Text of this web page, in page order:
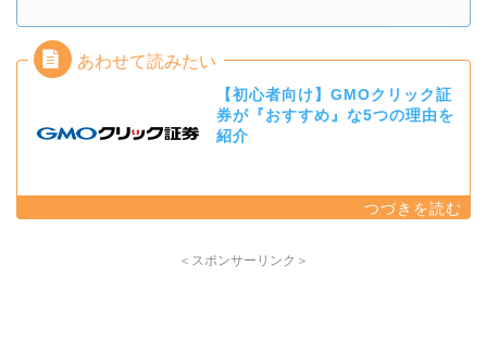
【初心者向け】GMOクリック証
券が『おすすめ』な5つの理由を
紹介
＜スポンサーリンク＞